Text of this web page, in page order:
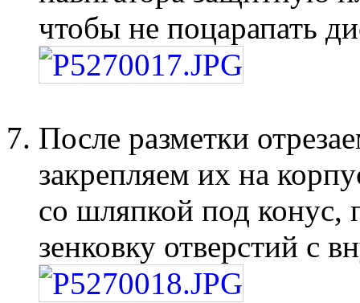
чтобы не поцарапать
После разметки
закрепляем их на
со шляпкой под конус,
зенковку отверстий с